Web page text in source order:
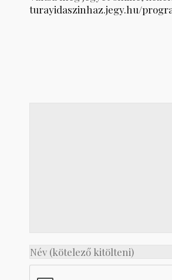
turayidaszinhaz.jegy.hu/